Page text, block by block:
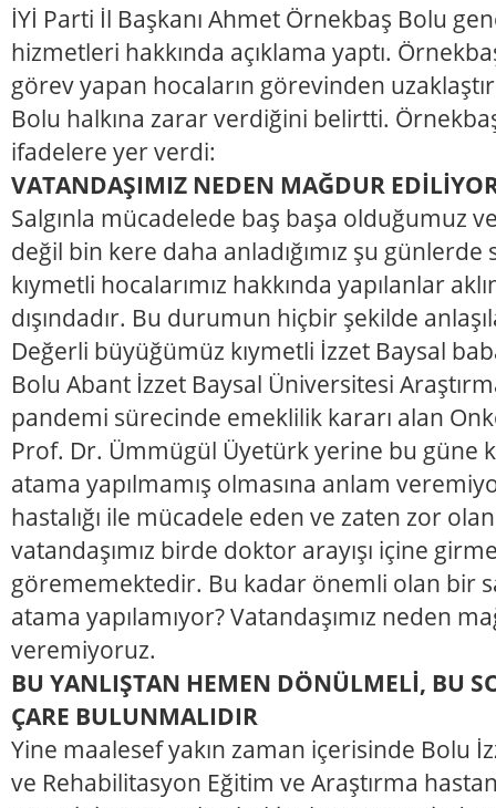
İYİ Parti İl Başkanı Ahmet Örnekbaş Bolu
hizmetleri hakkında açıklama yaptı.
görev yapan hocaların görevinden
Bolu halkına zarar verdiğini belirtti.
ifadelere yer verdi:
VATANDAŞIMIZ NEDEN MAĞDUR
Salgınla mücadelede baş başa olduğumuz
değil bin kere daha anladığımız şu günlerde
kıymetli hocalarımız hakkında yapılanlar
dışındadır. Bu durumun hiçbir şekilde
Değerli büyüğümüz kıymetli İzzet Baysal
Bolu Abant İzzet Baysal Üniversitesi
pandemi sürecinde emeklilik kararı alan
Prof. Dr. Ümmügül Üyetürk yerine bu güne
atama yapılmamış olmasına anlam
hastalığı ile mücadele eden ve zaten zor
vatandaşımız birde doktor arayışı içine
görememektedir. Bu kadar önemli olan bir
atama yapılamıyor? Vatandaşımız neden
veremiyoruz.
BU YANLIŞTAN HEMEN DÖNÜLMELİ, BU
ÇARE BULUNMALIDIR
Yine maalesef yakın zaman içerisinde Bolu
ve Rehabilitasyon Eğitim ve Araştırma